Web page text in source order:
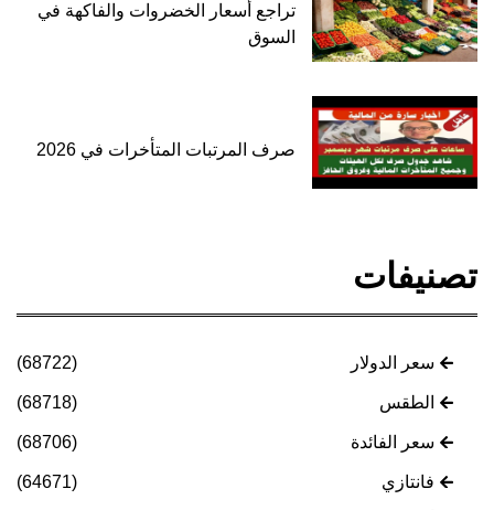
تراجع أسعار الخضروات والفاكهة في
السوق
صرف المرتبات المتأخرات في 2026
تصنيفات
سعر الدولار (68722)
الطقس (68718)
سعر الفائدة (68706)
فانتازي (64671)